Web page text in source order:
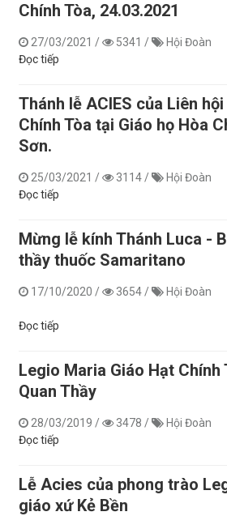
Chính Tòa, 24.03.2021
27/03/2021 / 5341 /
Hội Đoàn
Đọc tiếp
Thánh lễ ACIES của Liên
Chính Tòa tại Giáo họ Hòa
Sơn.
25/03/2021 / 3114 /
Hội Đoàn
Đọc tiếp
Mừng lễ kính Thánh Luca -
thầy thuốc Samaritano
17/10/2020 / 3654 / Hội Đoàn
Đọc tiếp
Legio Maria Giáo Hạt Chính
Quan Thầy
28/03/2019 / 3478 /
Hội Đoàn
Đọc tiếp
Lễ Acies của phong trào
giáo xứ Kẻ Bền